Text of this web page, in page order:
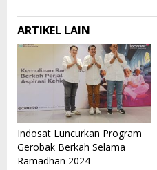
ARTIKEL LAIN
Indosat Luncurkan Program
Gerobak Berkah Selama
Ramadhan 2024